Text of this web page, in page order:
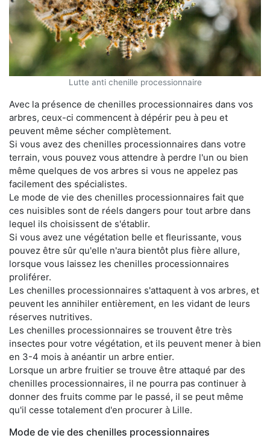
Lutte anti chenille processionnaire
Avec la présence de chenilles processionnaires dans vos
arbres, ceux-ci commencent à dépérir peu à peu et
peuvent même sécher complètement.
Si vous avez des chenilles processionnaires dans votre
terrain, vous pouvez vous attendre à perdre l'un ou bien
même quelques de vos arbres si vous ne appelez pas
facilement des spécialistes.
Le mode de vie des chenilles processionnaires fait que
ces nuisibles sont de réels dangers pour tout arbre dans
lequel ils choisissent de s'établir.
Si vous avez une végétation belle et fleurissante, vous
pouvez être sûr qu'elle n'aura bientôt plus fière allure,
lorsque vous laissez les chenilles processionnaires
proliférer.
Les chenilles processionnaires s'attaquent à vos arbres, et
peuvent les annihiler entièrement, en les vidant de leurs
réserves nutritives.
Les chenilles processionnaires se trouvent être très
insectes pour votre végétation, et ils peuvent mener à bien
en 3-4 mois à anéantir un arbre entier.
Lorsque un arbre fruitier se trouve être attaqué par des
chenilles processionnaires, il ne pourra pas continuer à
donner des fruits comme par le passé, il se peut même
qu'il cesse totalement d'en procurer à Lille.
Mode de vie des chenilles processionnaires